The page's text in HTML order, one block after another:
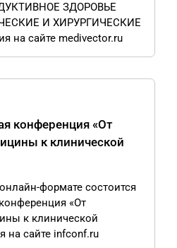
ЗДОРОВЬЕ
И ХИРУРГИЧЕСКИЕ
на сайте medivector.ru
конференция «От
к клинической
формате состоится
«От
к клинической
на сайте infconf.ru